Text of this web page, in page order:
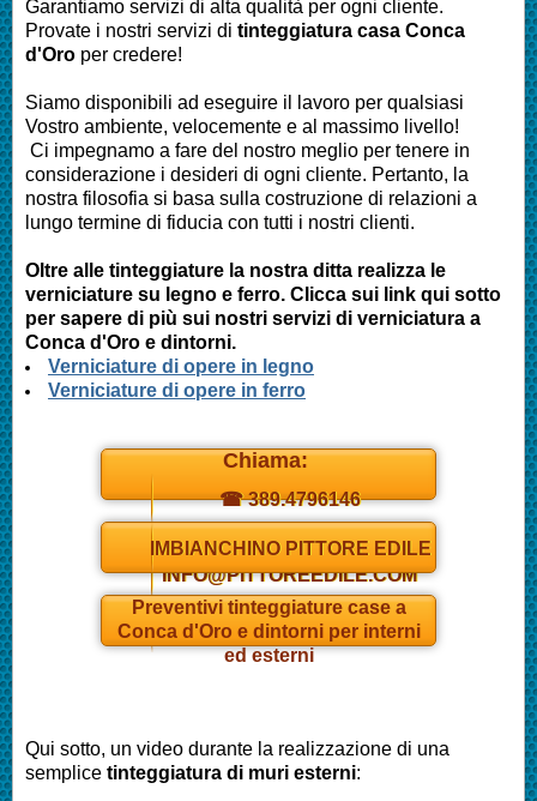
Garantiamo servizi di alta qualità per ogni cliente.
Provate i nostri servizi di tinteggiatura casa Conca
d'Oro per credere!
Siamo disponibili ad eseguire il lavoro per qualsiasi
Vostro ambiente, velocemente e al massimo livello!
Ci impegnamo a fare del nostro meglio per tenere in
considerazione i desideri di ogni cliente. Pertanto, la
nostra filosofia si basa sulla costruzione di relazioni a
lungo termine di fiducia con tutti i nostri clienti.
Oltre alle tinteggiature la nostra ditta realizza le
verniciature su legno e ferro. Clicca sui link qui sotto
per sapere di più sui nostri servizi di verniciatura a
Conca d'Oro e dintorni.
Verniciature di opere in legno
Verniciature di opere in ferro
Chiama:
☎ 389.4796146
Daniel
INFO@PITTOREEDILE.COM
IMBIANCHINO PITTORE EDILE
Preventivi tinteggiature case a
Conca d'Oro e dintorni per interni
ed esterni
Qui sotto, un video durante la realizzazione di una
semplice tinteggiatura di muri esterni: